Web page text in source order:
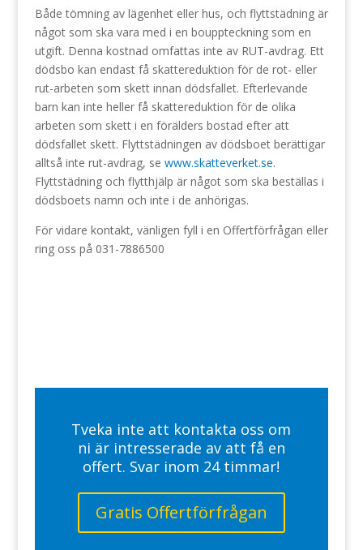
Både tömning av lägenhet eller hus, och flyttstädning är
något som ska vara med i en bouppteckning som en
utgift. Denna kostnad omfattas inte av RUT-avdrag. Ett
dödsbo kan endast få skattereduktion för de rot- eller
rut-arbeten som skett innan dödsfallet. Efterlevande
barn kan inte heller få skattereduktion för de olika
arbeten som skett i en förälders bostad efter att
dödsfallet skett. Flyttstädningen av dödsboet berättigar
alltså inte rut-avdrag, se www.skatteverket.se.
Flyttstädning och flytthjälp är något som ska beställas i
dödsboets namn och inte i de anhörigas.
För vidare kontakt, vänligen fyll i en Offertförfrågan eller
ring oss på 031-7886500
Tveka inte att kontakta oss om
ni är intresserade av att få en
offert. Svar inom 24 timmar!
Gratis Offertförfrågan